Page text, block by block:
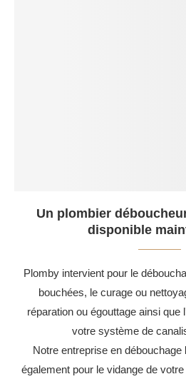
Un plombier
disponible
Plomby intervient pour le
bouchées, le curage ou
réparation ou égouttage ainsi que
votre système de
Notre entreprise en débouchage
également pour le vidange de